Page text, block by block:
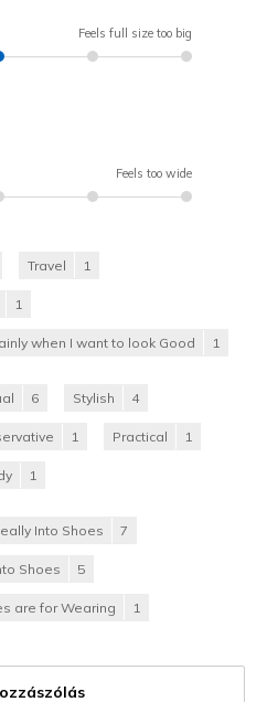
Feels full size too big
Feels too wide
Travel 1
1
when I want to look Good 1
6 Stylish 4
1 Practical 1
1
Into Shoes 7
Shoes 5
are for Wearing 1